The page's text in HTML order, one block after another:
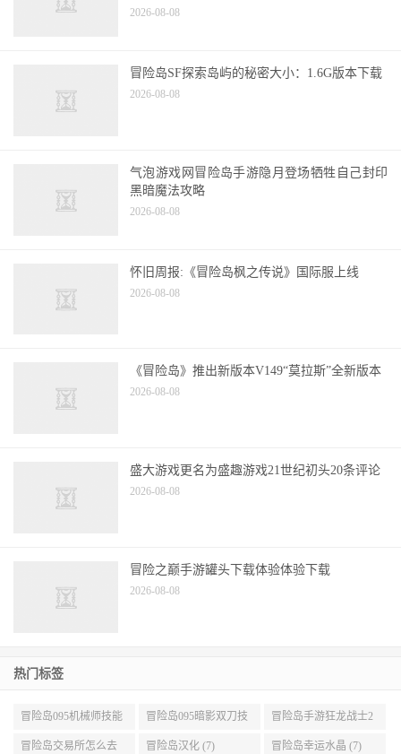
2026-08-08
冒险岛SF探索岛屿的秘密大小：1.6G版本下载
2026-08-08
气泡游戏网冒险岛手游隐月登场牺牲自己封印
黑暗魔法攻略
2026-08-08
怀旧周报:《冒险岛枫之传说》国际服上线
2026-08-08
《冒险岛》推出新版本V149“莫拉斯”全新版本
2026-08-08
盛大游戏更名为盛趣游戏21世纪初头20条评论
2026-08-08
冒险之巅手游罐头下载体验体验下载
2026-08-08
热门标签
冒险岛095机械师技能
展示 (9)
冒险岛095暗影双刀技
能加点 (9)
冒险岛手游狂龙战士2
转 (9)
冒险岛交易所怎么去 冒险岛汉化 (7) 冒险岛幸运水晶 (7)